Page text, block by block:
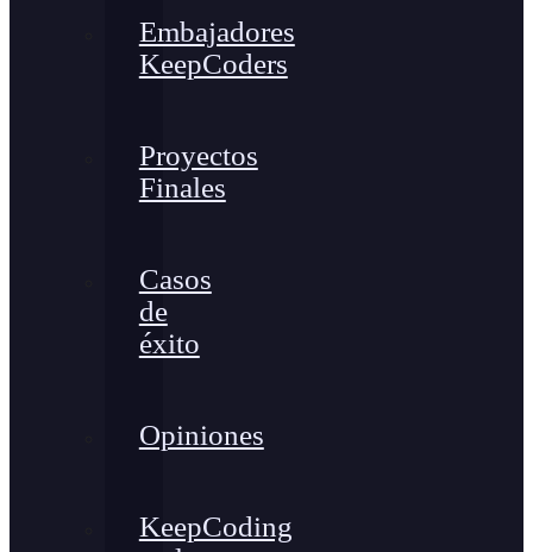
Embajadores
KeepCoders
Proyectos
Finales
Casos
de
éxito
Opiniones
KeepCoding